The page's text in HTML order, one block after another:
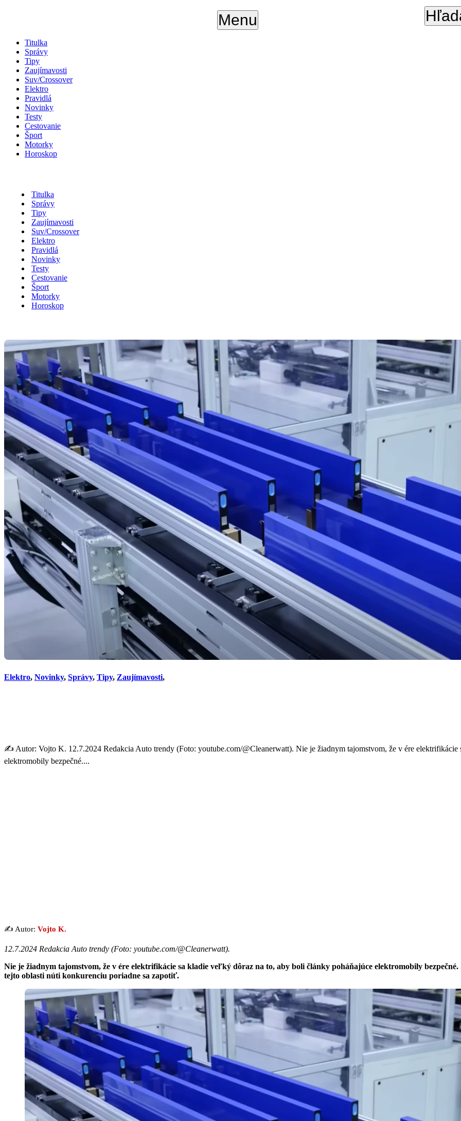
Menu
Titulka
Správy
Tipy
Zaujímavosti
Suv/Crossover
Elektro
Pravidlá
Novinky
Testy
Cestovanie
Šport
Motorky
Horoskop
Titulka
Správy
Tipy
Zaujímavosti
Suv/Crossover
Elektro
Pravidlá
Novinky
Testy
Cestovanie
Šport
Motorky
Horoskop
Elektro, Novinky, Správy, Tipy, Zaujímavosti,
✍️ Autor: Vojto K. 12.7.2024 Redakcia Auto trendy (Foto: youtube.com/@Cleanerwatt). Nie je žiadnym tajomstvom, že v ére
elektromobily bezpečné....
✍️ Autor: Vojto K.
12.7.2024 Redakcia Auto trendy (Foto: youtube.com/@Cleanerwatt).
Nie je žiadnym tajomstvom, že v ére elektrifikácie sa kladie veľký dôraz na to, aby boli články poháňajúce elektromobily
tejto oblasti núti konkurenciu poriadne sa zapotiť.